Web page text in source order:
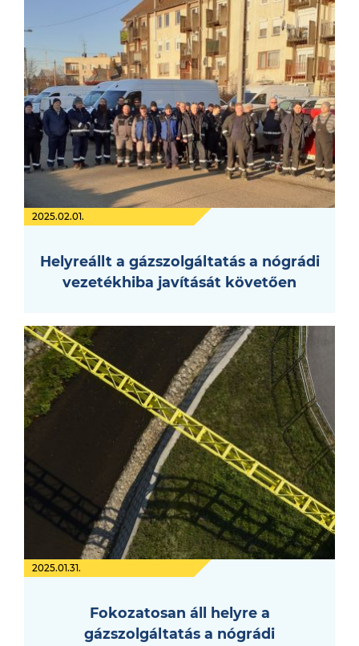
2025.02.01.
Helyreállt a gázszolgáltatás a nógrádi
vezetékhiba javítását követően
2025.01.31.
Fokozatosan áll helyre a
gázszolgáltatás a nógrádi